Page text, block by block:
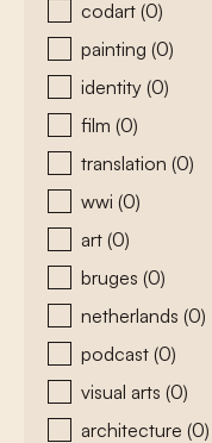
codart (0)
painting (0)
identity (0)
film (0)
translation (0)
wwi (0)
art (0)
bruges (0)
netherlands (0)
podcast (0)
visual arts (0)
architecture (0)